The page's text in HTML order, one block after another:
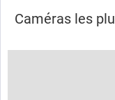
Caméras les